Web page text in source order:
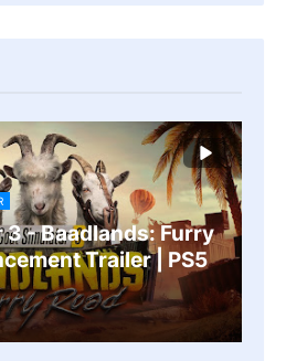
3 - Baadlands: Furry
Trailer | PS5